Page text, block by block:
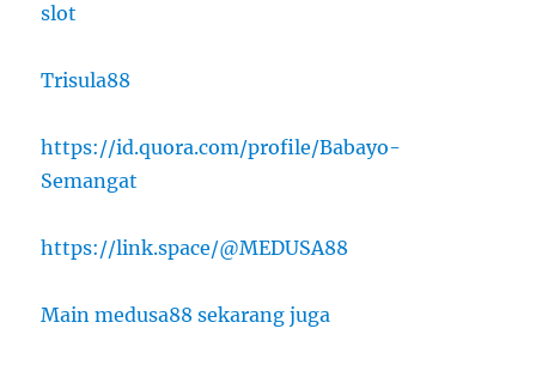
slot
Trisula88
https://id.quora.com/profile/Babayo-
Semangat
https://link.space/@MEDUSA88
Main medusa88 sekarang juga